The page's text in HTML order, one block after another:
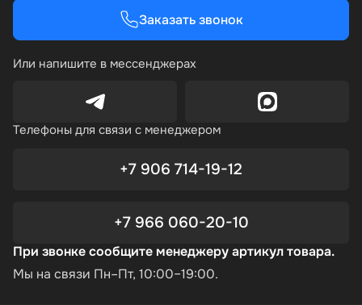
Заказать звонок
Или напишите в мессенджерах
Телефоны для связи с менеджером
+7 906 714-19-12
+7 966 060-20-10
При звонке сообщите менеджеру артикул товара.
Мы на связи Пн–Пт, 10:00–19:00.